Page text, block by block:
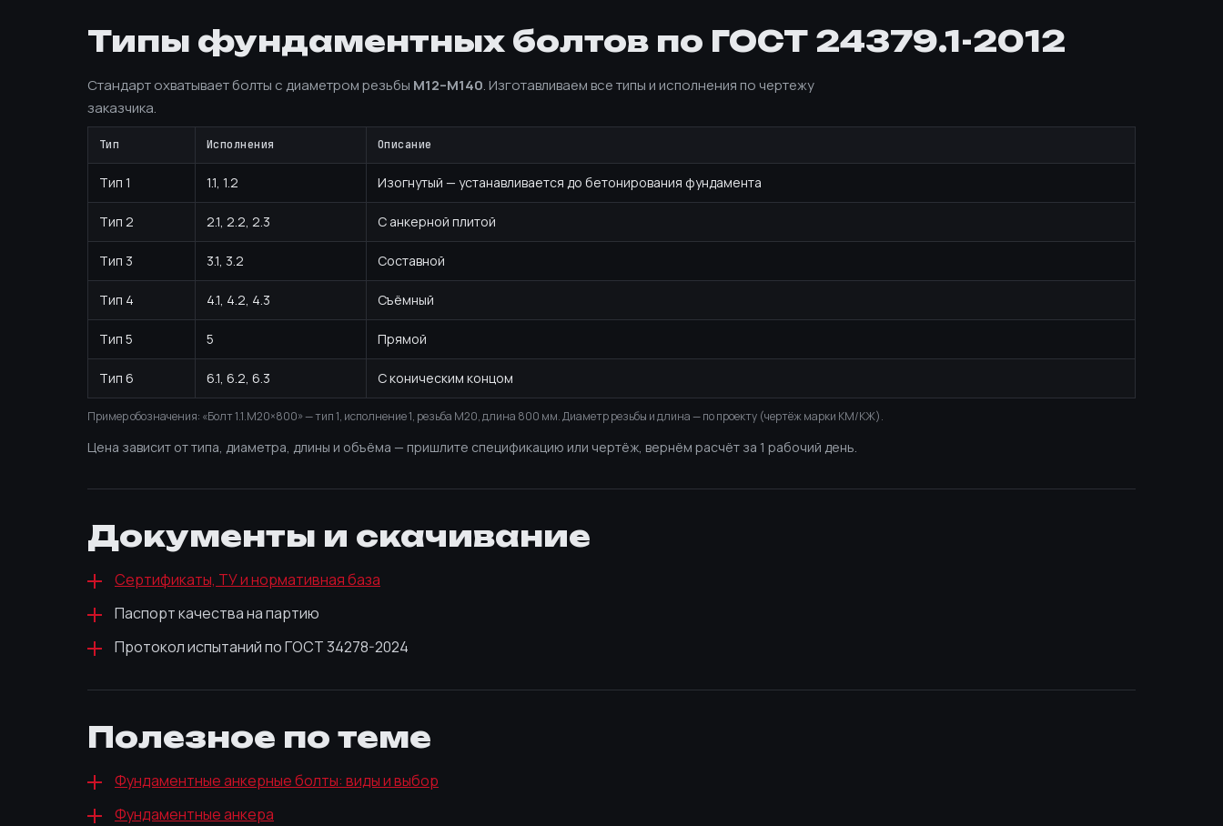
Типы фундаментных болтов по ГОСТ 24379.1-2012
Стандарт охватывает болты с диаметром резьбы М12–М140. Изготавливаем все типы и исполнения по чертежу
заказчика.
Тип Исполнения Описание
Тип 1 1.1, 1.2 Изогнутый — устанавливается до бетонирования фундамента
Тип 2 2.1, 2.2, 2.3 С анкерной плитой
Тип 3 3.1, 3.2 Составной
Тип 4 4.1, 4.2, 4.3 Съёмный
Тип 5 5 Прямой
Тип 6 6.1, 6.2, 6.3 С коническим концом
Пример обозначения: «Болт 1.1.М20×800» — тип 1, исполнение 1, резьба М20, длина 800 мм. Диаметр резьбы и длина — по проекту (чертёж марки КМ/КЖ).
Цена зависит от типа, диаметра, длины и объёма — пришлите спецификацию или чертёж, вернём расчёт за 1 рабочий день.
Документы и скачивание
Сертификаты, ТУ и нормативная база
Паспорт качества на партию
Протокол испытаний по ГОСТ 34278-2024
Полезное по теме
Фундаментные анкерные болты: виды и выбор
Фундаментные анкера